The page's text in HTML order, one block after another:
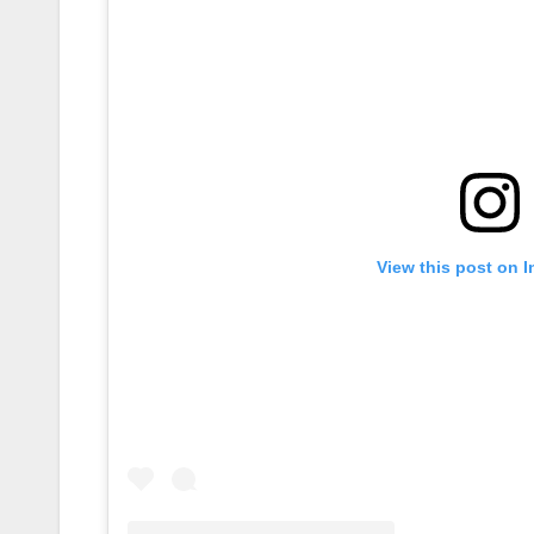
View this post on